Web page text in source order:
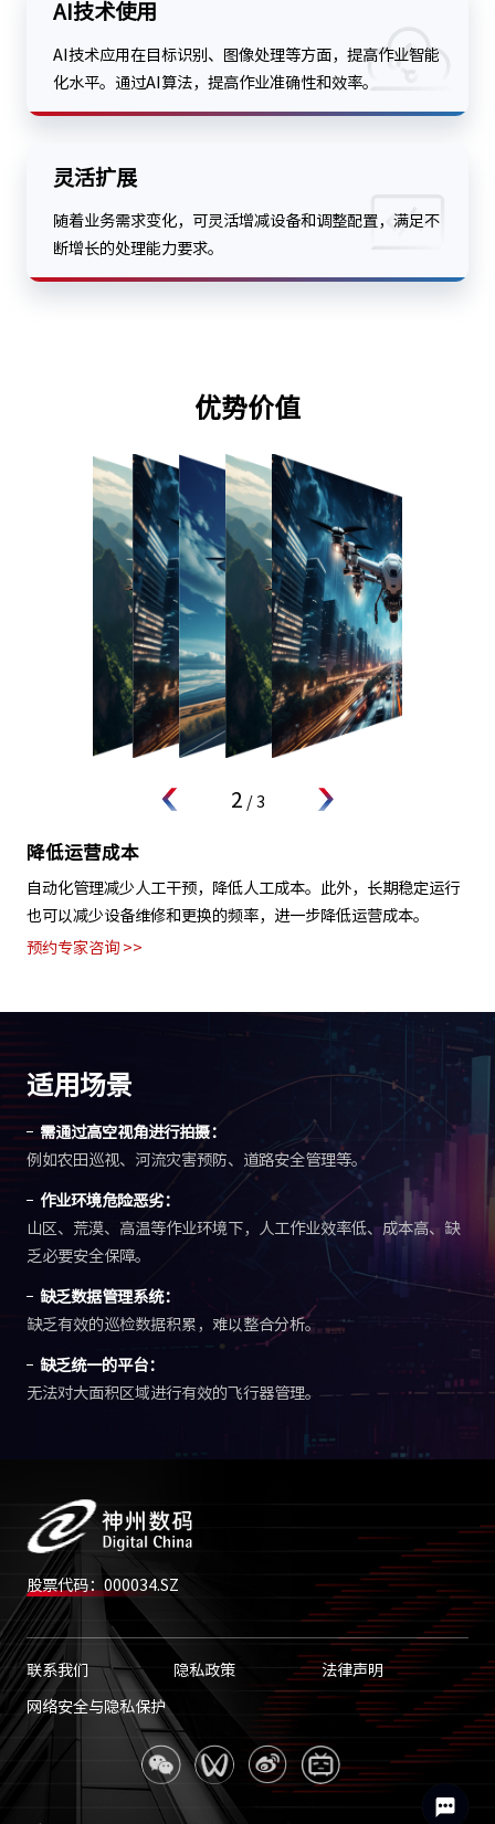
AI技术使用
AI技术应用在目标识别、图像处理等方面，提高作业智能
化水平。通过AI算法，提高作业准确性和效率。
灵活扩展
随着业务需求变化，可灵活增减设备和调整配置，满足不
断增长的处理能力要求。
优势价值
2 / 3
降低运营成本
自动化管理减少人工干预，降低人工成本。此外，长期稳定运行
也可以减少设备维修和更换的频率，进一步降低运营成本。
预约专家咨询 >>
适用场景
需通过高空视角进行拍摄：
例如农田巡视、河流灾害预防、道路安全管理等。
作业环境危险恶劣：
山区、荒漠、高温等作业环境下，人工作业效率低、成本高、缺
乏必要安全保障。
缺乏数据管理系统：
缺乏有效的巡检数据积累，难以整合分析。
缺乏统一的平台：
无法对大面积区域进行有效的飞行器管理。
股票代码：000034.SZ
联系我们 隐私政策 法律声明
网络安全与隐私保护